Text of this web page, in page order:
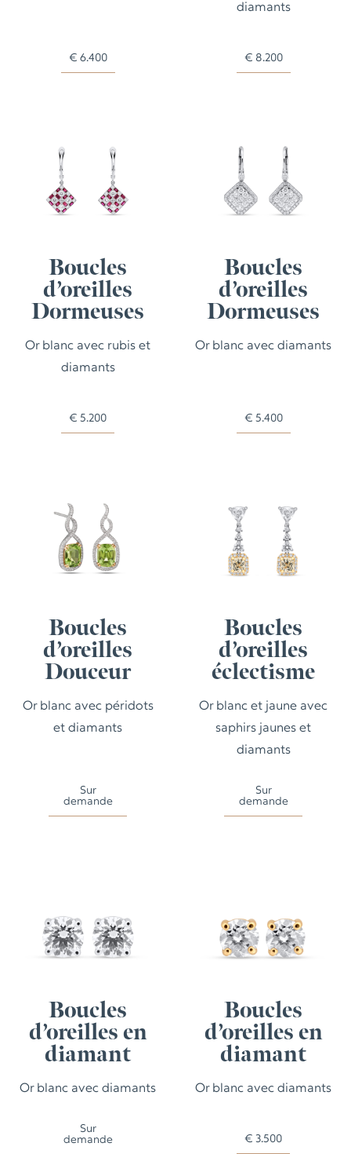
€ 6.400
diamants
€ 8.200
Boucles
d’oreilles
Dormeuses
Or blanc avec rubis et
diamants
€ 5.200
Boucles
d’oreilles
Dormeuses
Or blanc avec diamants
€ 5.400
Boucles
d’oreilles
Douceur
Or blanc avec péridots
et diamants
Sur
demande
Boucles
d’oreilles
éclectisme
Or blanc et jaune avec
saphirs jaunes et
diamants
Sur
demande
Boucles
d’oreilles en
diamant
Or blanc avec diamants
Sur
demande
Boucles
d’oreilles en
diamant
Or blanc avec diamants
€ 3.500